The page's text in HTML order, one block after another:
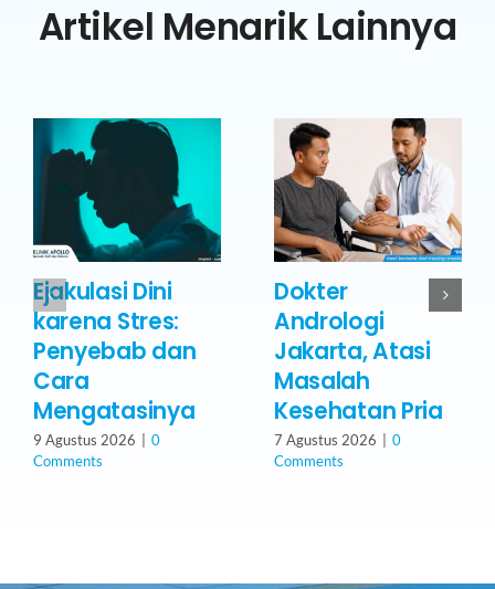
Artikel Menarik Lainnya
Ejakulasi Dini
karena Stres:
Penyebab dan
Cara
Mengatasinya
9 Agustus 2026 | 0
Comments
Dokter
Andrologi
Jakarta, Atasi
Masalah
Kesehatan Pria
7 Agustus 2026 | 0
Comments